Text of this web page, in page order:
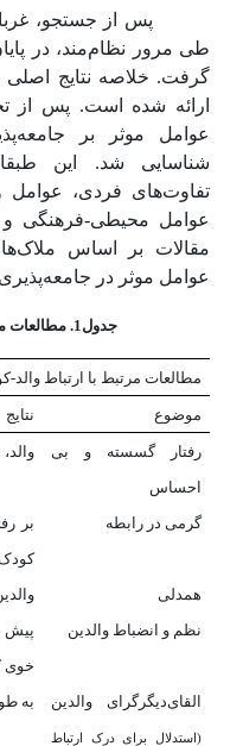
پس از جستجو،
طی مرور نظام‌مند، در
عوامل موثر بر
شناسایی شد. این
تفاوت‌های فردی، عوامل
عوامل محیطی-فرهنگی و
مقالات بر اساس
عوامل موثر در
جدول1. مطالعات مرتبط با ارتباط والد-کودک
مطالعات مرتبط با ارتباط
موضوع نتایج
رفتار گسسته و بی
احساس
گرمی در رابطه
بر
همدلی
نظم و انضباط والدین
پیش
خوی
القای‌دیگرگرای والدین
(استدلال برای درک ارتباط
به